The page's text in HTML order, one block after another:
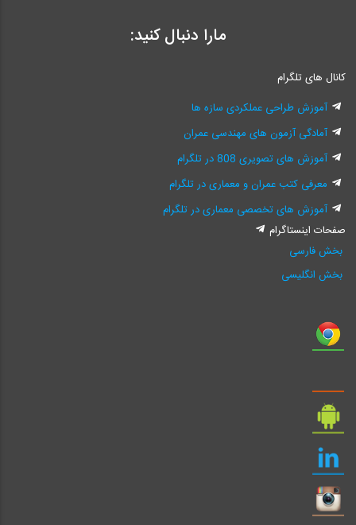
مارا دنبال کنید:
کانال های تلگرام
آموزش طراحی عملکردی سازه ها
آمادگی آزمون های مهندسی عمران
آموزش های تصویری 808 در تلگرام
معرفی کتب عمران و معماری در تلگرام
آموزش های تخصصی معماری در تلگرام
صفحات اینستاگرام
بخش فارسی
بخش انگلیسی